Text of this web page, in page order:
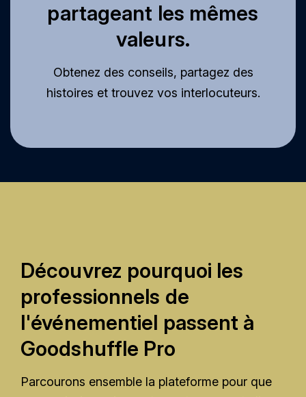
partageant les mêmes
valeurs.
Obtenez des conseils, partagez des
histoires et trouvez vos interlocuteurs.
Découvrez pourquoi les
professionnels de
l'événementiel passent à
Goodshuffle Pro
Parcourons ensemble la plateforme pour que